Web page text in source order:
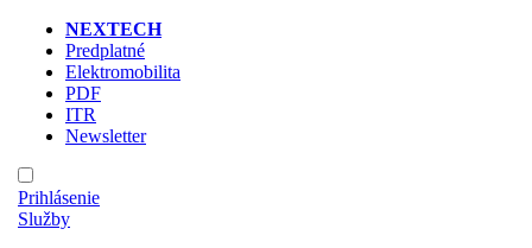
NEXTECH
Predplatné
Elektromobilita
PDF
ITR
Newsletter
Prihlásenie
Služby